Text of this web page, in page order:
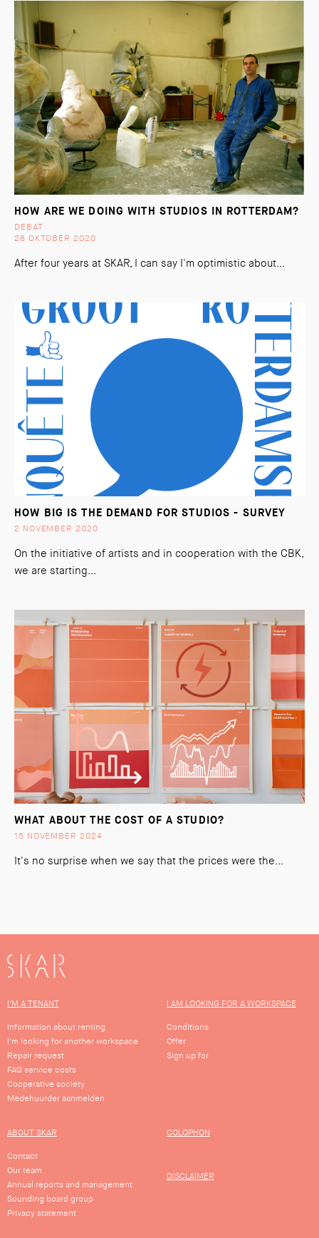
HOW ARE WE DOING WITH STUDIOS IN ROTTERDAM?
DEBAT
28 OKTOBER 2020
After four years at SKAR, I can say I'm optimistic about...
HOW BIG IS THE DEMAND FOR STUDIOS - SURVEY
2 NOVEMBER 2020
On the initiative of artists and in cooperation with the CBK,
we are starting...
WHAT ABOUT THE COST OF A STUDIO?
15 NOVEMBER 2024
It's no surprise when we say that the prices were the...
SKAR
I'M A TENANT
Information about renting
I'm looking for another workspace
Repair request
FAQ service costs
Cooperative society
Medehuurder aanmelden
I AM LOOKING FOR A WORKSPACE
Conditions
Offer
Sign up for
ABOUT SKAR
Contact
Our team
Annual reports and management
Sounding board group
Privacy statement
COLOPHON
DISCLAIMER